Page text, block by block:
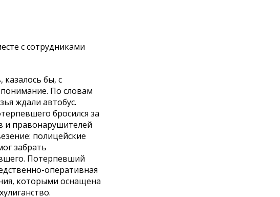
с сотрудниками
бы, с
По словам
ждали автобус.
бросился за
и правонарушителей
полицейские
забрать
Потерпевший
оперативная
которыми оснащена